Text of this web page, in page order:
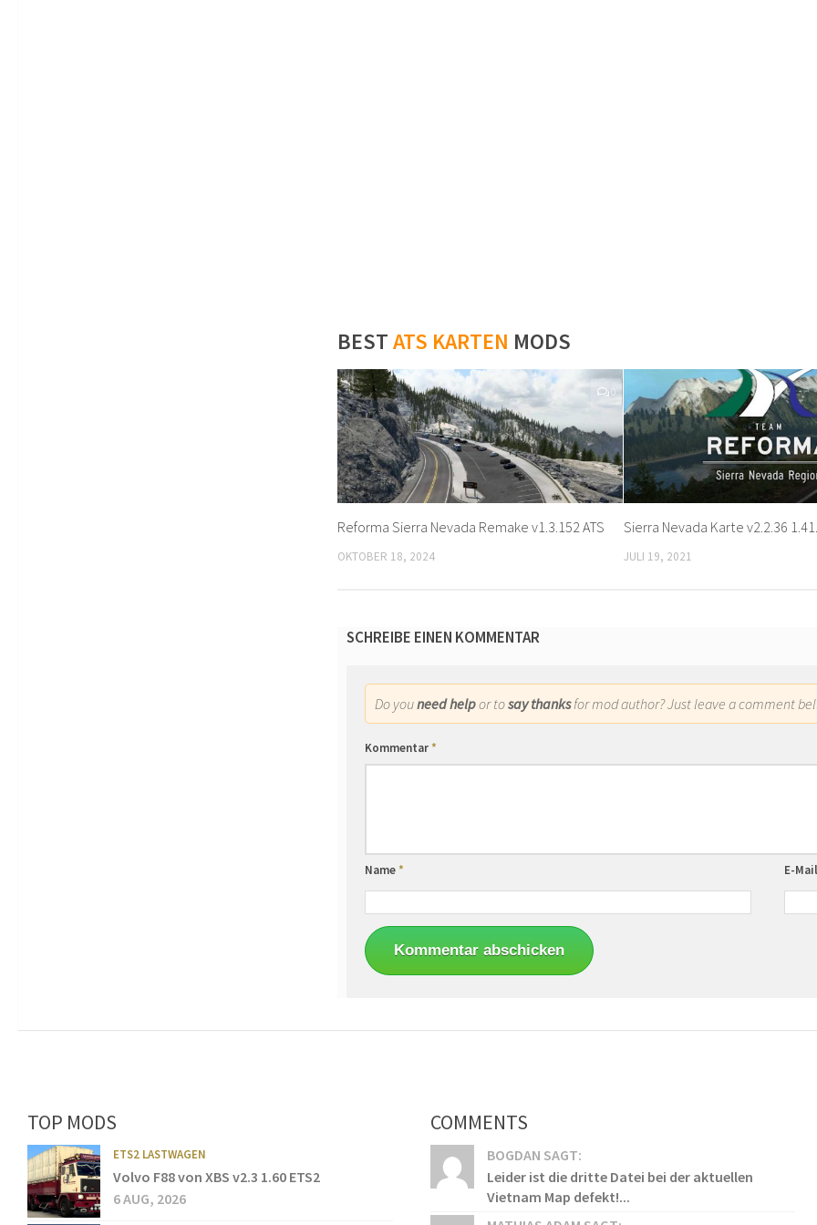
BESTATS KARTEN MODS
0
Reforma Sierra Nevada Remake v1.3.152 ATS
OKTOBER 18, 2024
Sierra Nevada Karte v2.2.36
JULI 19, 2021
SCHREIBE EINEN KOMMENTAR
Do youneed helpor tosay thanksfor mod author? Just leave a comment
Kommentar*
Name* E-
TOP MODS
ETS2 LASTWAGEN
Volvo F88 von XBS v2.3 1.60 ETS2
6 AUG, 2026
COMMENTS
BOGDAN SAGT:
Leider ist die dritte Datei bei der aktuellen
Vietnam Map defekt!...